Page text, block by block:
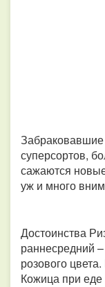
суперсортов,
сажаются
уж и много
Достоинства
раннесредний
розового
Кожица при